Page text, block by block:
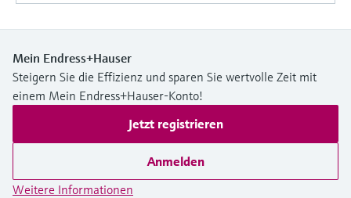
Mein Endress+Hauser
Steigern Sie die Effizienz und sparen Sie wertvolle Zeit mit
einem Mein Endress+Hauser-Konto!
Jetzt registrieren
Anmelden
Weitere Informationen